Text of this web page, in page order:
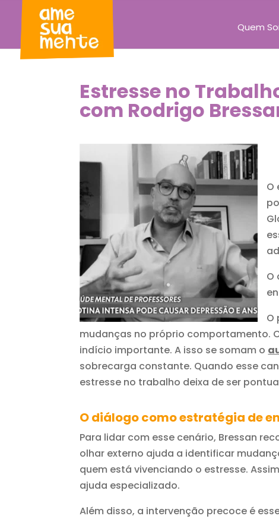
Quem
Estresse no
com Rodrigo
O
O
O
mudanças no próprio comportamento.
indício importante. A isso se somam o
sobrecarga constante. Quando esse
estresse no trabalho deixa de ser
O diálogo como estratégia de
Para lidar com esse cenário, Bressan
olhar externo ajuda a identificar
quem está vivenciando o estresse.
ajuda especializado.
Além disso, a intervenção precoce é